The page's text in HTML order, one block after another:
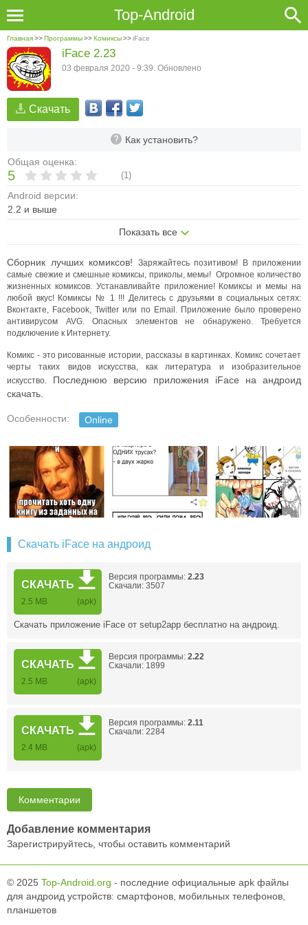
Top-Android
Главная>>Программы>>Комиксы>>iFace
Скачать
Как установить?
Общая оценка:
5 (1)
Android версии:
2.2 и выше
Показать все
iFace 2.23
03 февраля 2020 - 9:39. Обновлено
Сборник лучших комиксов! Заряжайтесь позитивом!
В приложении
самые свежие и смешные комиксы, приколы, мемы!Огромное количество
жизненных комиксов. Устанавливайте приложение! Комиксы и мемы на
любой вкус! Комиксы № 1 !!! Делитесь с друзьями в социальных сетях:
Вконтакте, Facebook, Twitter или по Email. Приложение было проверено
антивирусом AVG. Опасных элементов не обнаружено. Требуется
подключение к Интернету.
Комикс - это рисованные истории, рассказы в картинках. Комикс сочетает
черты таких видов искусства, как литература и изобразительное
искусство. Последнюю версию приложения iFace на андроид
скачать.
Особенности: Online
Скачать iFace на андроид
СКАЧАТЬ
2.5 MB (apk)
Версия программы: 2.23
Скачали: 3507
Скачать приложение iFace от setup2app бесплатно на андроид.
СКАЧАТЬ
2.5 MB (apk)
Версия программы: 2.22
Скачали: 1899
СКАЧАТЬ
2.4 MB (apk)
Версия программы: 2.11
Скачали: 2284
Комментарии
Добавление комментария
Зарегистрируйтесь, чтобы оставить комментарий
© 2025 Top-Android.org - последние официальные apk файлы
для андроид устройств: смартфонов, мобильных телефонов,
планшетов